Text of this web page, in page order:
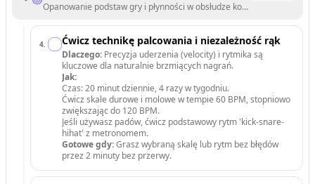
Opanowanie podstaw gry i płynności w obsłudze kontrolera poprzez
4. Ćwicz technikę palcowania i niezależność rąk
Dlaczego: Precyzja uderzenia (velocity) i rytmika są
kluczowe dla naturalnie brzmiących nagrań.
Jak:
Czas: 20 minut dziennie, 4 razy w tygodniu.
Ćwicz skale durowe i molowe w tempie 60 BPM, stopniowo
zwiększając do 120 BPM.
Jeśli używasz padów, ćwicz podstawowy rytm 'kick-snare-
hihat' z metronomem.
Gotowe gdy:Grasz wybraną skalę lub rytm bez błędów
przez 2 minuty bez przerwy.